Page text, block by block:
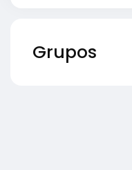
Grupos